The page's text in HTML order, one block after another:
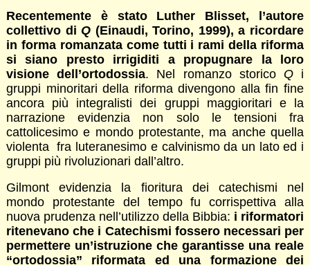
Recentemente è stato Luther Blisset, l’autore
collettivo diQ (Einaudi, Torino, 1999), a ricordare
in forma romanzata come tutti i rami della riforma
si siano presto irrigiditi a propugnare la loro
visione dell’ortodossia. Nel romanzo storico Qi
gruppi minoritari della riforma divengono alla fin fine
ancora più integralisti dei gruppi maggioritari e la
narrazione evidenzia non solo le tensioni fra
cattolicesimo e mondo protestante, ma anche quella
violenta fra luteranesimo e calvinismo da un lato ed i
gruppi più rivoluzionari dall’altro.
Gilmont evidenzia la fioritura dei catechismi nel
mondo protestante del tempo fu corrispettiva alla
nuova prudenza nell’utilizzo della Bibbia: i riformatori
ritenevano che i Catechismi fossero necessari per
permettere un’istruzione che garantisse una reale
“ortodossia” riformata ed una formazione dei